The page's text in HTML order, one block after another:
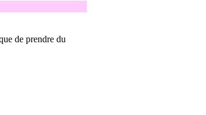
de prendre du